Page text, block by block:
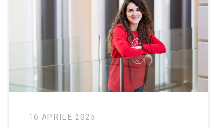
24 GENNAIO 2024